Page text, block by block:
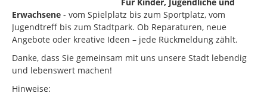
Erwachsene - vom Spielplatz bis zum Sportplatz, vom
Jugendtreff bis zum Stadtpark. Ob Reparaturen, neue
Angebote oder kreative Ideen – jede Rückmeldung zählt.
Danke, dass Sie gemeinsam mit uns unsere Stadt lebendig
und lebenswert machen!
Hinweise: